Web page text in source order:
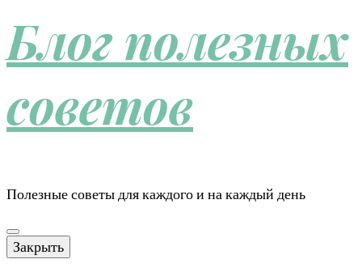
Блог полезных
советов
Полезные советы для каждого и на каждый день
Закрыть